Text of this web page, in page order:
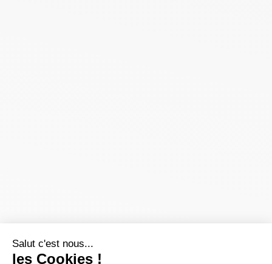
Salut c'est nous...
les Cookies !